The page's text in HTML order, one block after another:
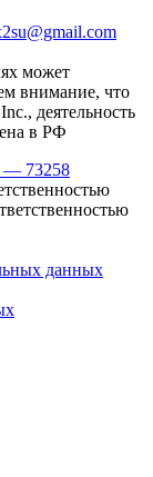
может
внимание, что
деятельность
в РФ
— 73258
данных